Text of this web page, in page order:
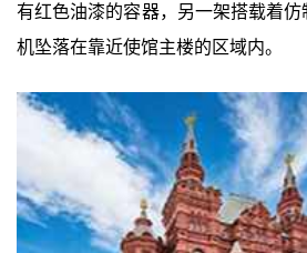
有红色油漆的容器，另一架搭载着
机坠落在靠近使馆主楼的区域内。